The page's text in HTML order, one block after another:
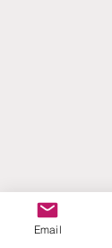
Email